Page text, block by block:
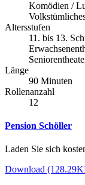
Komödien /
Altersstufen
11. bis 13.
Länge
90 Minuten
Rollenanzahl
12
Pension Schöller
Laden Sie sich
Download